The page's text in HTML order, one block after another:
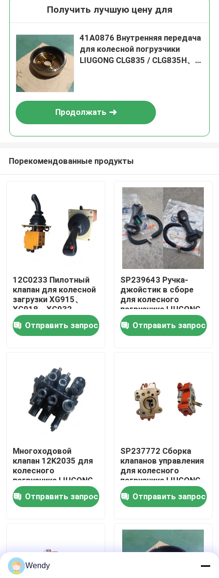
Дом
Продукты
О нас
Путешествие фабрики
Проверка качества
Свяжитесь мы
Блог
Получить лучшую цену для
41A0876 Внутренняя передача
для колесной погрузчики
LIUGONG CLG835 / CLG835H、
Продолжать
Порекомендованные продукты
12С0233 Пилотный
клапан для колесной
загрузки XG915、
XG918、XG932、
XG955、XG962、
XG982 Запчасти
Отправить запрос
SP239643 Ручка-
джойстик в сборе
для колесного
погрузчика LIUGONG
CLG856H,
экскаватора
CLG920D, CLG922D,
Отправить запрос
Многоходовой
клапан 12K2035 для
колесного
погрузчика LIUGONG
CLG855/CLG855N/CLG855H
CLG856/CLG856H
CLG50CN/CLG50C
Отправить запрос
SP237772 Сборка
клапанов управления
для колесного
погрузчика LIUGONG
CLG833 / CLG833H
CLG835 / CLG835H
CLG836 / CLG836H
Отправить запрос
Wendy